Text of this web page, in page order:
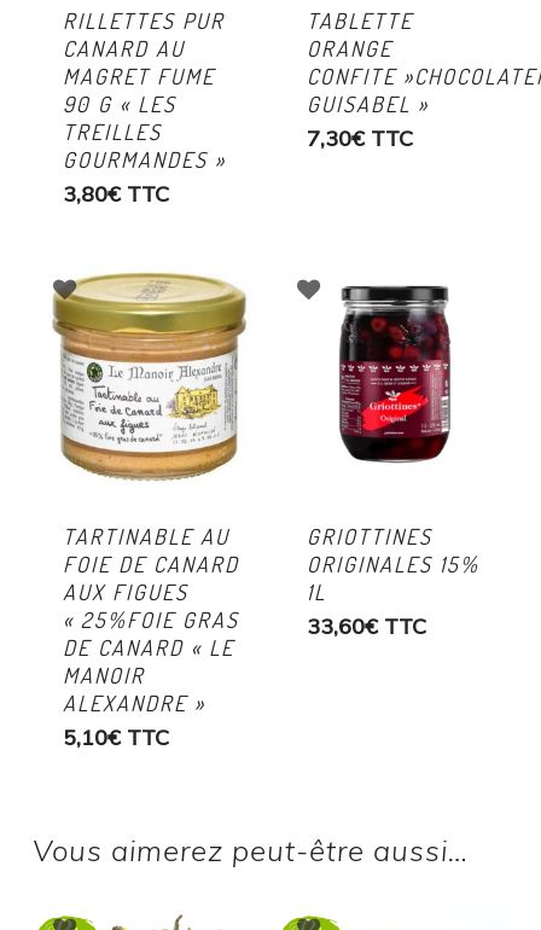
RILLETTES PUR
CANARD AU
MAGRET FUME
90 G « LES
TREILLES
GOURMANDES »
3,80€ TTC
TABLETTE
ORANGE
CONFITE
GUISABEL »
7,30€ TTC
TARTINABLE AU
FOIE DE CANARD
AUX FIGUES
« 25%FOIE GRAS
DE CANARD « LE
MANOIR
ALEXANDRE »
5,10€ TTC
GRIOTTINES
ORIGINALES 15%
1L
33,60€ TTC
Vous aimerez peut-être aussi…